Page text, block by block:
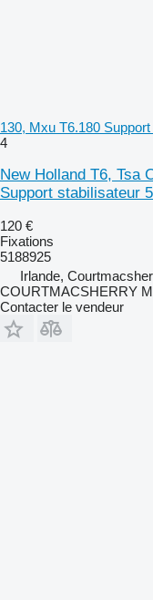
130, Mxu T6.180
4
New Holland T6, Tsa
Support stabilisateur
120 €
Fixations
5188925
Irlande,
COURTMACSHERRY
Contacter le vendeur